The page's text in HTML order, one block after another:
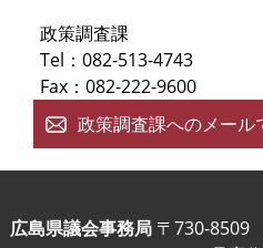
政策調査課
Tel：082-513-4743
Fax：082-222-9600
政策調査課へのメール
広島県議会事務局 〒730-8509